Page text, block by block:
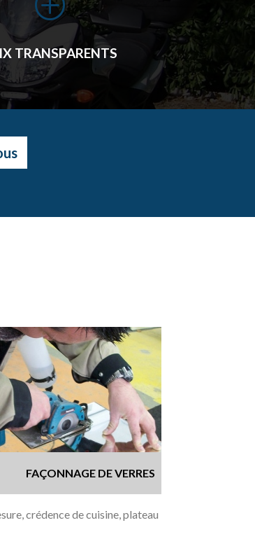
TRANSPARENTS
FAÇONNAGE DE VERRES
crédence de cuisine, plateau